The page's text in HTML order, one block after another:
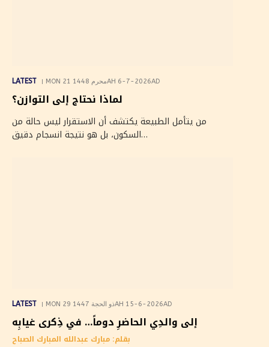
LATEST MON 21 محرم 1448AH 6-7-2026AD
لماذا نحتاج إلى التوازن؟
من يتأمل الطبيعة يكتشف أن الاستقرار ليس حالة من
السكون، بل هو نتيجة انسجام دقيق…
LATEST MON 29 ذو الحجة 1447AH 15-6-2026AD
إلى والدِي الحاضرِ دوماً… في ذِكرى غيابِه
بقلم: مبارك عبدالله المبارك الصباح